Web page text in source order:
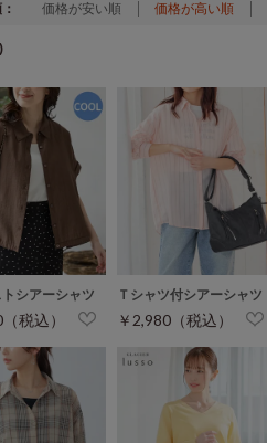
価格が安い順 価格が高い順
シアーシャツ
税込）
Ｔシャツ付シアーシャツ
￥2,980（税込）